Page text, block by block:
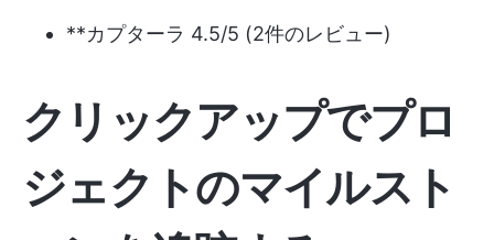
**カプターラ 4.5/5 (2件のレビュー)
クリックアップでプロ
ジェクトのマイルスト